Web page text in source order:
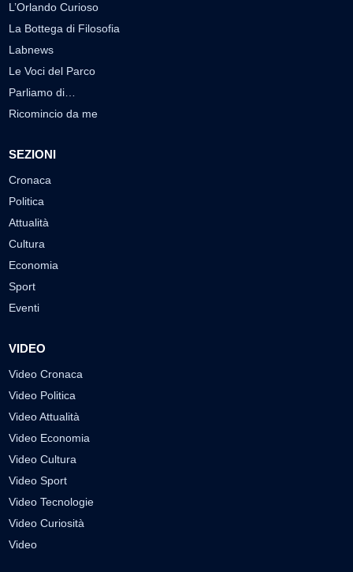
L’Orlando Curioso
La Bottega di Filosofia
Labnews
Le Voci del Parco
Parliamo di…
Ricomincio da me
SEZIONI
Cronaca
Politica
Attualità
Cultura
Economia
Sport
Eventi
VIDEO
Video Cronaca
Video Politica
Video Attualità
Video Economia
Video Cultura
Video Sport
Video Tecnologie
Video Curiosità
Video